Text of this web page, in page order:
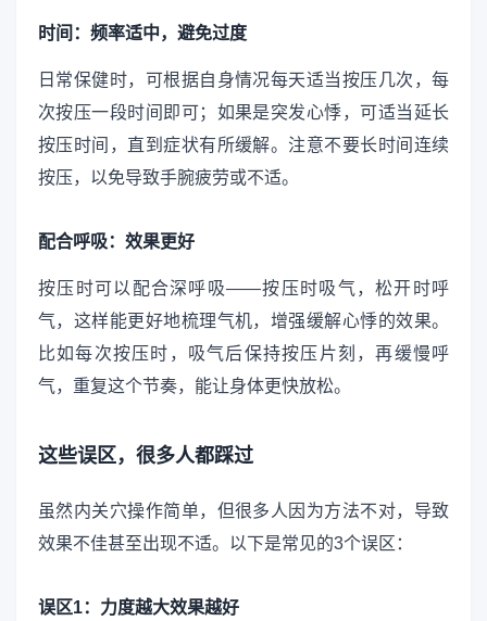
时间：频率适中，避免过度
日常保健时，可根据自身情况每天适当按压几次，每
次按压一段时间即可；如果是突发心悸，可适当延长
按压时间，直到症状有所缓解。注意不要长时间连续
按压，以免导致手腕疲劳或不适。
配合呼吸：效果更好
按压时可以配合深呼吸——按压时吸气，松开时呼
气，这样能更好地梳理气机，增强缓解心悸的效果。
比如每次按压时，吸气后保持按压片刻，再缓慢呼
气，重复这个节奏，能让身体更快放松。
这些误区，很多人都踩过
虽然内关穴操作简单，但很多人因为方法不对，导致
效果不佳甚至出现不适。以下是常见的3个误区：
误区1：力度越大效果越好